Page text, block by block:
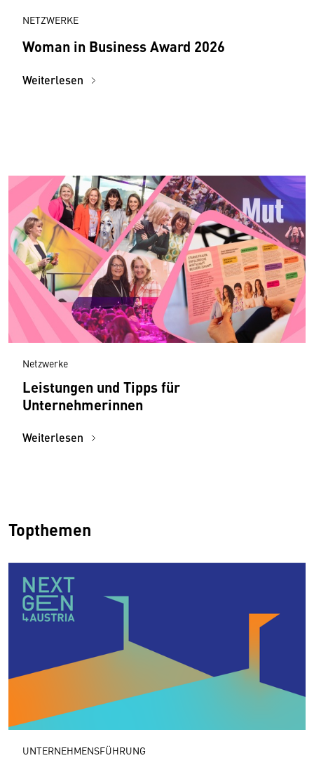
NETZWERKE
Woman in Business Award 2026
Weiterlesen
Netzwerke
Leistungen und Tipps für
Unternehmerinnen
Weiterlesen
Topthemen
UNTERNEHMENSFÜHRUNG